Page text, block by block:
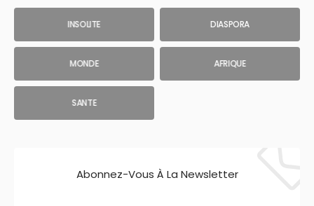
INSOLITE DIASPORA
MONDE AFRIQUE
SANTE
Abonnez-Vous À La Newsletter